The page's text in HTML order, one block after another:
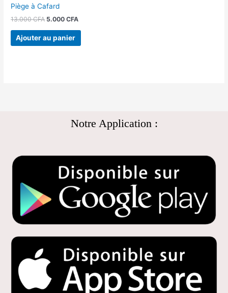
Piège à Cafard
13.000CFA 5.000CFA
Ajouter au panier
Notre Application :